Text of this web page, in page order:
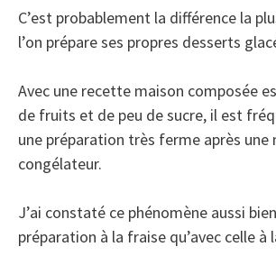
C’est probablement la différence la
l’on prépare ses propres desserts
Avec une recette maison composée
de fruits et de peu de sucre, il est
une préparation très ferme après une
congélateur.
J’ai constaté ce phénomène aussi
préparation à la fraise qu’avec celle à